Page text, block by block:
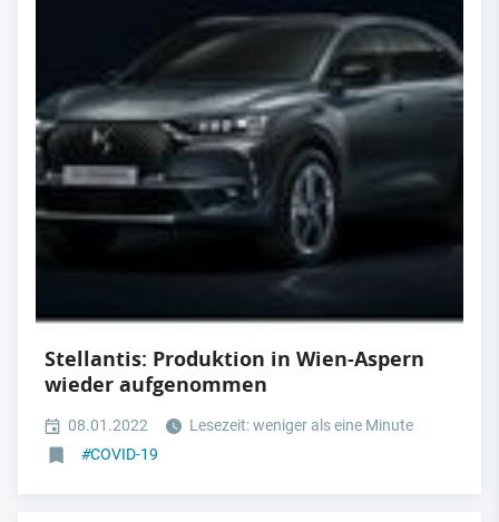
Stellantis: Produktion in Wien-Aspern
wieder aufgenommen
08.01.2022
Lesezeit: weniger als eine Minute
#COVID-19